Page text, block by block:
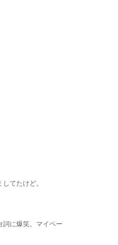
てたけど。
詞に爆笑。マイペー